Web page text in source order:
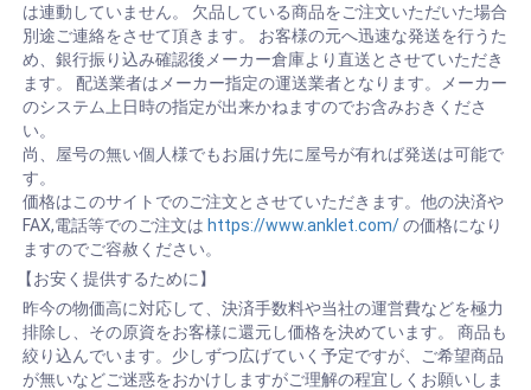
は連動していません。 欠品している商品をご注文いただいた場合
別途ご連絡をさせて頂きます。 お客様の元へ迅速な発送を行うた
め、銀行振り込み確認後メーカー倉庫より直送とさせていただき
ます。 配送業者はメーカー指定の運送業者となります。メーカー
のシステム上日時の指定が出来かねますのでお含みおきくださ
い。
尚、屋号の無い個人様でもお届け先に屋号が有れば発送は可能で
す。
価格はこのサイトでのご注文とさせていただきます。他の決済や
FAX,電話等でのご注文は https://www.anklet.com/の価格になり
ますのでご容赦ください。
【お安く提供するために】
昨今の物価高に対応して、決済手数料や当社の運営費などを極力
排除し、その原資をお客様に還元し価格を決めています。 商品も
絞り込んでいます。少しずつ広げていく予定ですが、ご希望商品
が無いなどご迷惑をおかけしますがご理解の程宜しくお願いしま